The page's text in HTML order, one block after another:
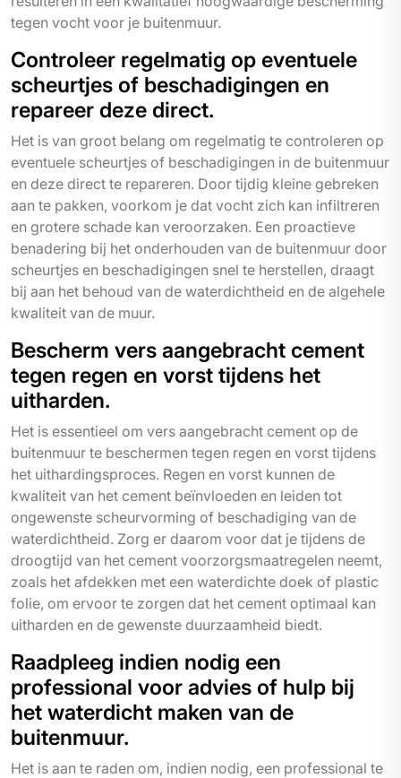
tegen vocht voor je buitenmuur.
Controleer regelmatig op eventuele
scheurtjes of beschadigingen en
repareer deze direct.
Het is van groot belang om regelmatig te controleren op
eventuele scheurtjes of beschadigingen in de buitenmuur
en deze direct te repareren. Door tijdig kleine gebreken
aan te pakken, voorkom je dat vocht zich kan infiltreren
en grotere schade kan veroorzaken. Een proactieve
benadering bij het onderhouden van de buitenmuur door
scheurtjes en beschadigingen snel te herstellen, draagt
bij aan het behoud van de waterdichtheid en de algehele
kwaliteit van de muur.
Bescherm vers aangebracht cement
tegen regen en vorst tijdens het
uitharden.
Het is essentieel om vers aangebracht cement op de
buitenmuur te beschermen tegen regen en vorst tijdens
het uithardingsproces. Regen en vorst kunnen de
kwaliteit van het cement beïnvloeden en leiden tot
ongewenste scheurvorming of beschadiging van de
waterdichtheid. Zorg er daarom voor dat je tijdens de
droogtijd van het cement voorzorgsmaatregelen neemt,
zoals het afdekken met een waterdichte doek of plastic
folie, om ervoor te zorgen dat het cement optimaal kan
uitharden en de gewenste duurzaamheid biedt.
Raadpleeg indien nodig een
professional voor advies of hulp bij
het waterdicht maken van de
buitenmuur.
Het is aan te raden om, indien nodig, een professional te